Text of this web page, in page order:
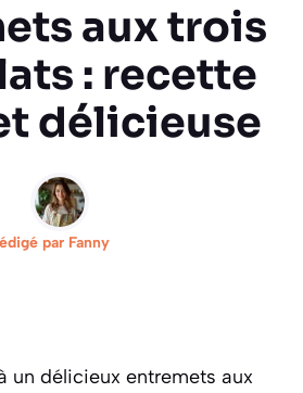
aux trois
: recette
délicieuse
par Fanny
un délicieux entremets aux